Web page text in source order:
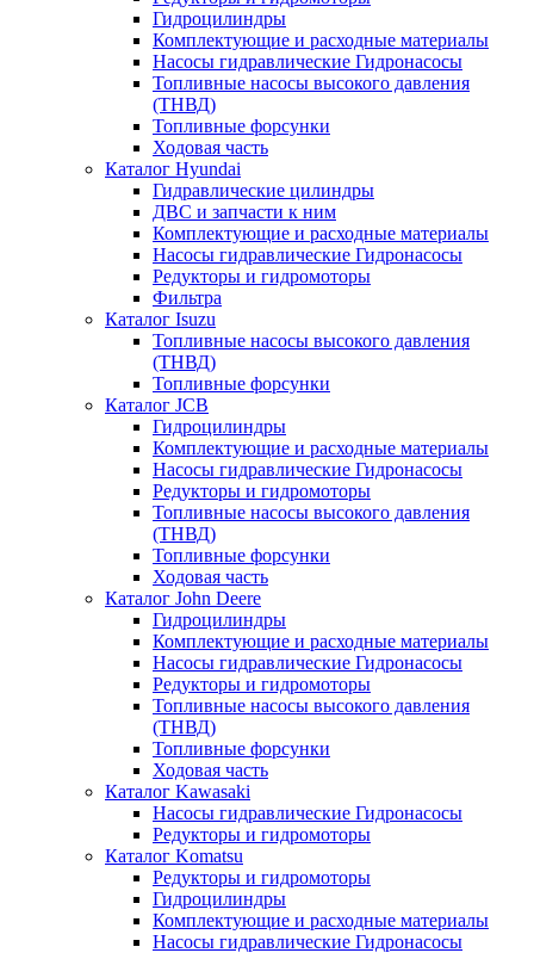
Гидроцилиндры
Комплектующие и расходные материалы
Насосы гидравлические Гидронасосы
Топливные насосы высокого давления
(ТНВД)
Топливные форсунки
Ходовая часть
Каталог Hyundai
Гидравлические цилиндры
ДВС и запчасти к ним
Комплектующие и расходные материалы
Насосы гидравлические Гидронасосы
Редукторы и гидромоторы
Фильтра
Каталог Isuzu
Топливные насосы высокого давления
(ТНВД)
Топливные форсунки
Каталог JCB
Гидроцилиндры
Комплектующие и расходные материалы
Насосы гидравлические Гидронасосы
Редукторы и гидромоторы
Топливные насосы высокого давления
(ТНВД)
Топливные форсунки
Ходовая часть
Каталог John Deere
Гидроцилиндры
Комплектующие и расходные материалы
Насосы гидравлические Гидронасосы
Редукторы и гидромоторы
Топливные насосы высокого давления
(ТНВД)
Топливные форсунки
Ходовая часть
Каталог Kawasaki
Насосы гидравлические Гидронасосы
Редукторы и гидромоторы
Каталог Komatsu
Редукторы и гидромоторы
Гидроцилиндры
Комплектующие и расходные материалы
Насосы гидравлические Гидронасосы